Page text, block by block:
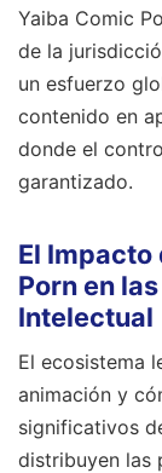
Yaiba Comic
de la
un esfuerzo
contenido en
donde el
garantizado.
El Impacto
Porn en
Intelectual
El ecosistema
animación y
significativos
distribuyen las